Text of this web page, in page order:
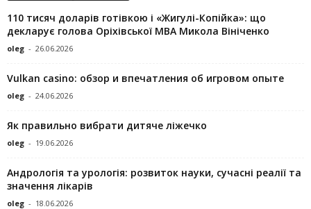
110 тисяч доларів готівкою і «Жигулі-Копійка»: що
декларує голова Оріхівської МВА Микола Вініченко
oleg - 26.06.2026
Vulkan casino: обзор и впечатления об игровом опыте
oleg - 24.06.2026
Як правильно вибрати дитяче ліжечко
oleg - 19.06.2026
Андрологія та урологія: розвиток науки, сучасні реалії та
значення лікарів
oleg - 18.06.2026